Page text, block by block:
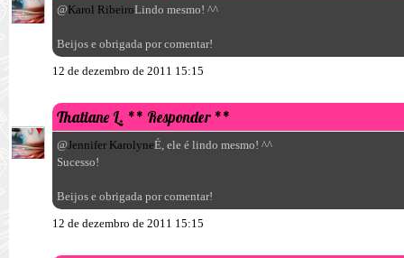
@Karol RibeiroLindo mesmo! ^^
Beijos e obrigada por comentar!
12 de dezembro de 2011 15:15
Thatiane L. ** Responder **
@Jennifer KarolyneÉ, ele é lindo mesmo! ^^
Sucesso!
Beijos e obrigada por comentar!
12 de dezembro de 2011 15:15